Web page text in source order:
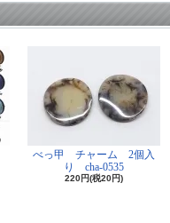
べっ甲 チャーム 2個入
り cha-0535
220円(税20円)